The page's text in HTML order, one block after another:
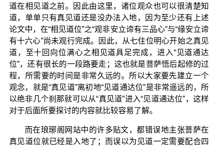
道在相见道之前。因此由这里，诸位观众也可以很清楚知
道，单单只有真见道还是没办法入地，因为至少还有上述
论文中，在“相见道位”之“观非安立谛有三品心”与“缘安立谛
有十六心”尚未观行完成。因此，从七住位明心开始之真见
道，至十回向位满心之相见道具足完成，进入“见道通达
位”，还有很长的一段路要走；这也就是菩萨悟后起修的过
程，所需要的时间是非常久远的。所以大家要先建立一个
观念，就是“真见道”离初地“见道通达位”是非常遥远的，所
以绝非几个刹那就可以从“真见道”进入“见道通达位”，这样
对于后面所要探讨的内容就比较容易了解。
而在琅琊阁网站中的许多贴文，都错误地主张菩萨在
真见道位就已经是入地了；而误以为见道一定需要配合四